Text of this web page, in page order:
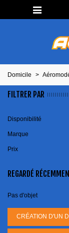
Domicile >
FILTRER PAR
Disponibilité
Marque
Prix
REGARDÉ
Pas d'objet
CRÉATION D'UN